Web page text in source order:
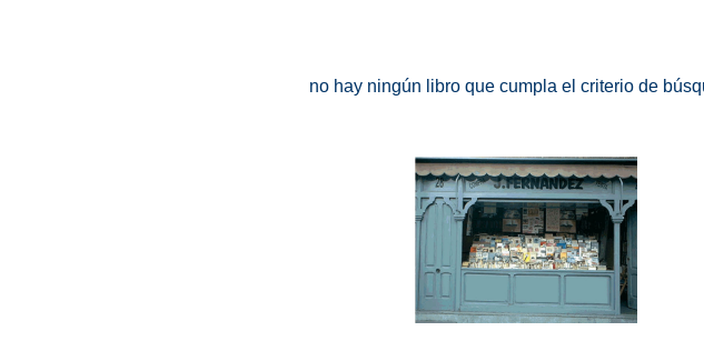
no hay ningún libro que cumpla el criterio de